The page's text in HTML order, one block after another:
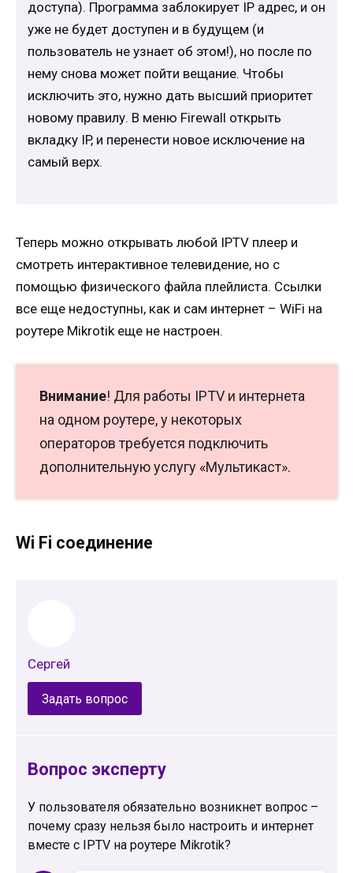
доступа). Программа заблокирует IP адрес, и он
уже не будет доступен и в будущем (и
пользователь не узнает об этом!), но после по
нему снова может пойти вещание. Чтобы
исключить это, нужно дать высший приоритет
новому правилу. В меню Firewall открыть
вкладку IP, и перенести новое исключение на
самый верх.
Теперь можно открывать любой IPTV плеер и
смотреть интерактивное телевидение, но с
помощью физического файла плейлиста. Ссылки
все еще недоступны, как и сам интернет – WiFi на
роутере Mikrotik еще не настроен.
Внимание! Для работы IPTV и интернета
на одном роутере, у некоторых
операторов требуется подключить
дополнительную услугу «Мультикаст».
Wi Fi соединение
Сергей
Задать вопрос
Вопрос эксперту
У пользователя обязательно возникнет вопрос –
почему сразу нельзя было настроить и интернет
вместе с IPTV на роутере Mikrotik?